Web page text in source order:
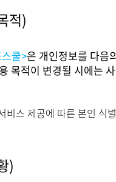
적)
쿨>은 개인정보를 다음
목적이 변경될 시에는
비스 제공에 따른 본인 식
)